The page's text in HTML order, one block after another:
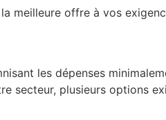
meilleure offre à vos
les dépenses
secteur, plusieurs options